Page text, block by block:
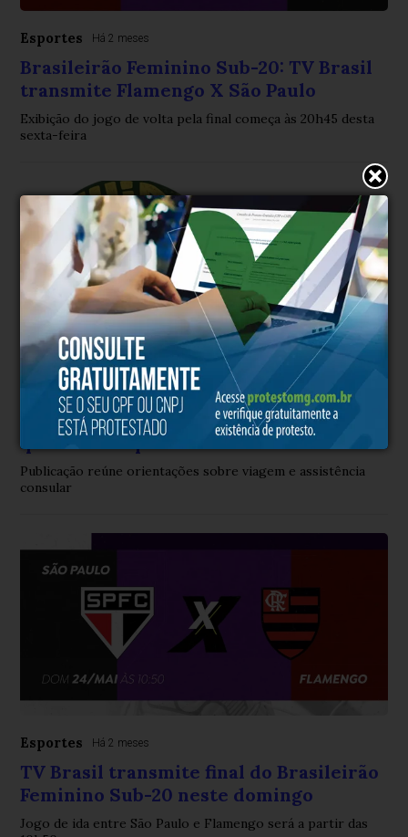
Esportes Há 2 meses
Brasileirão Feminino Sub-20: TV Brasil
transmite Flamengo X São Paulo
Exibição do jogo de volta pela final começa às 20h45 desta
sexta-feira
Esportes Há 2 meses
Itamaraty lança guia para brasileiros
que vão à Copa do Mundo
Publicação reúne orientações sobre viagem e assistência
consular
Esportes Há 2 meses
TV Brasil transmite final do Brasileirão
Feminino Sub-20 neste domingo
Jogo de ida entre São Paulo e Flamengo será a partir das